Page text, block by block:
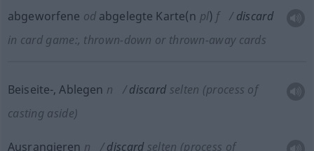
abgeworfene odabgelegte Karte(n pl) f
discard
in card game:, thrown-down or thrown-away cards
Beiseite-, Ablegen n discard selten (process of
casting aside)
Ausrangieren n discard selten (process of